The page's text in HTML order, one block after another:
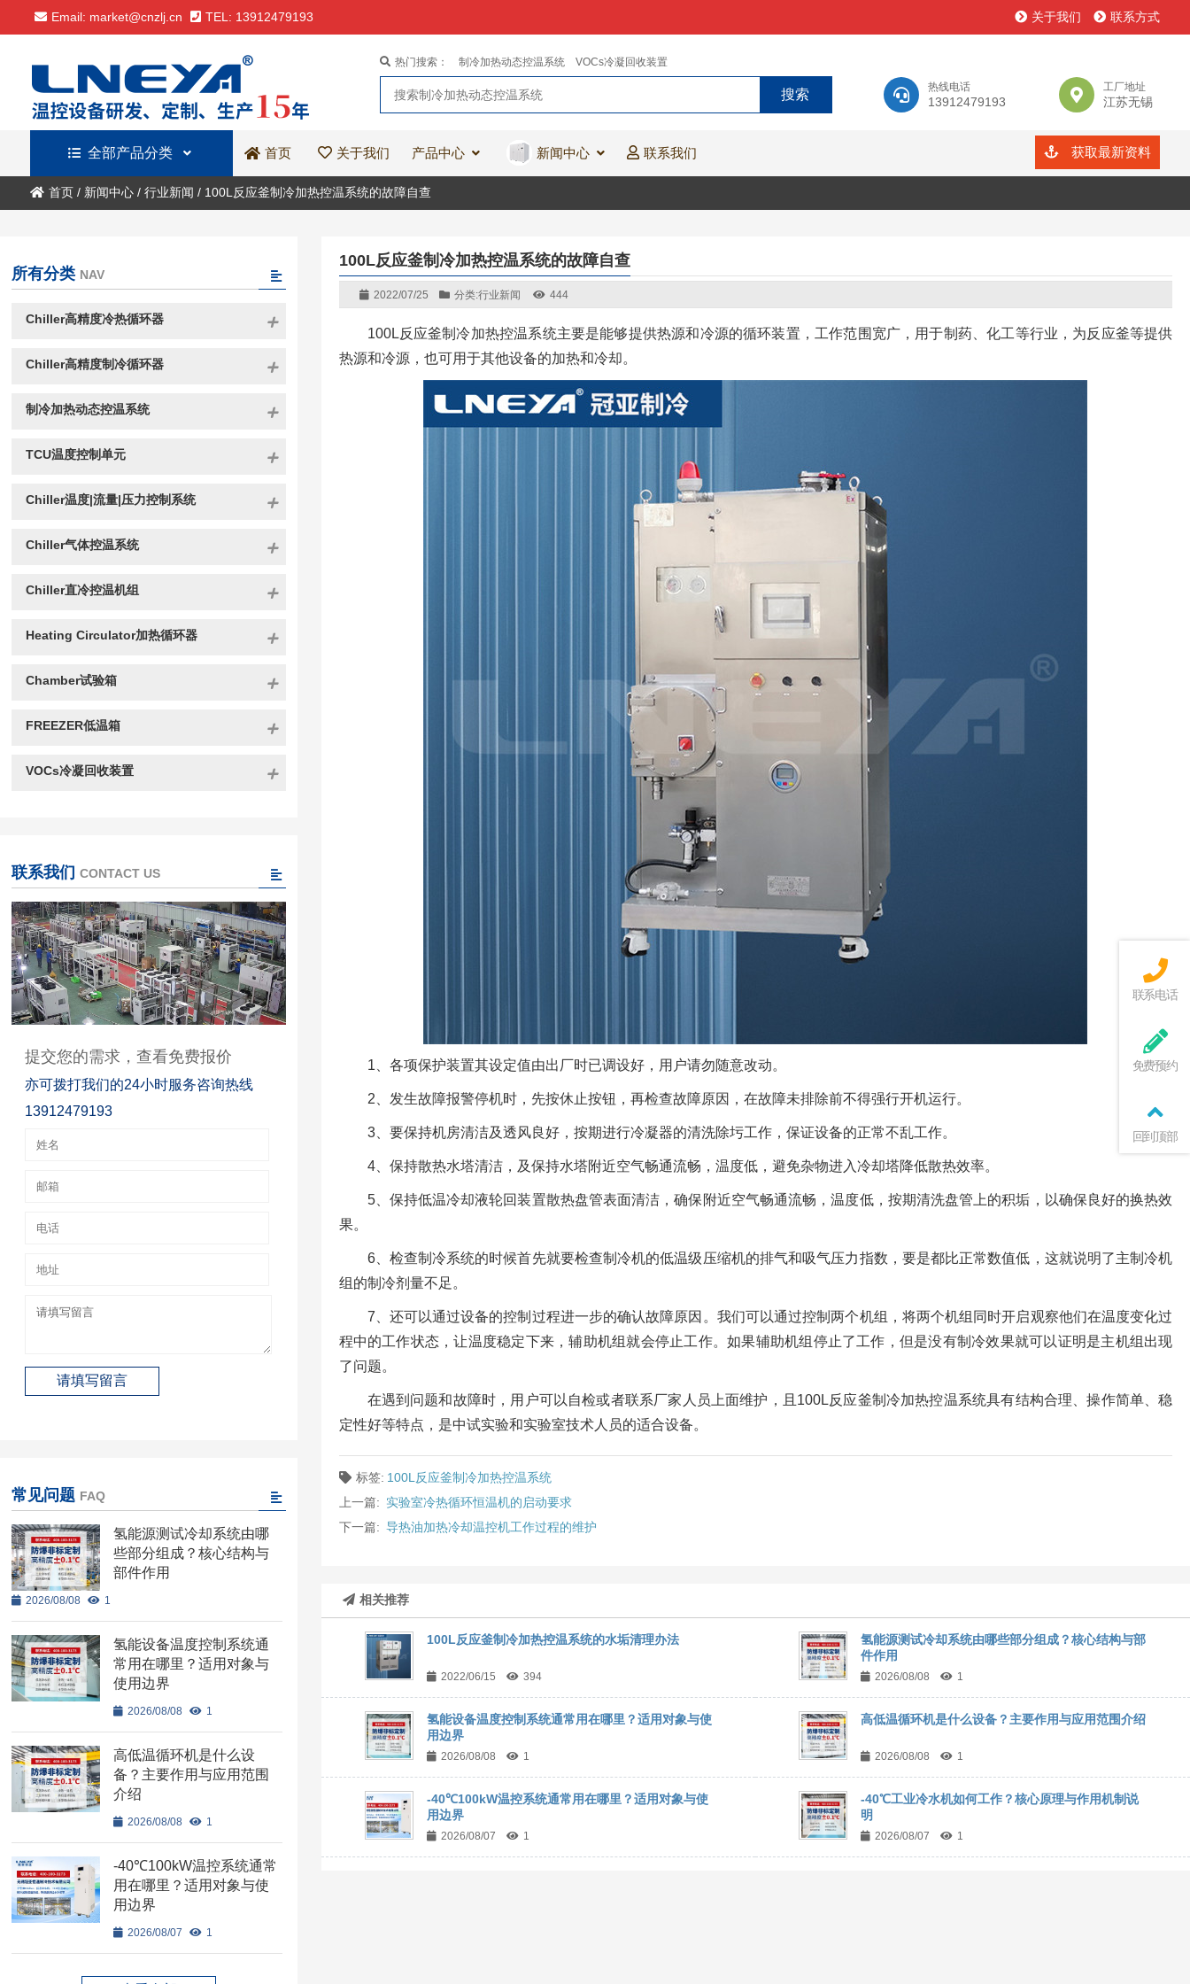
Email: market@cnzlj.cn TEL: 13912479193 关于我们 联系方式
热线电话
13912479193
工厂地址
江苏无锡
热门搜索： 制冷加热动态控温系统 VOCs冷凝回收装置
全部产品分类 首页 关于我们 产品中心 新闻中心 联系我们 获取最新资料
首页/ 新闻中心/ 行业新闻 / 100L反应釜制冷加热控温系统的故障自查
100L反应釜制冷加热控温系统的故障自查
2022/07/25 分类:行业新闻 444
100L反应釜制冷加热控温系统主要是能够提供热源和冷源的循环装置，工作范围宽广，用于制药、化工等行业，为反应釜等提供
热源和冷源，也可用于其他设备的加热和冷却。
1、各项保护装置其设定值由出厂时已调设好，用户请勿随意改动。
2、发生故障报警停机时，先按休止按钮，再检查故障原因，在故障未排除前不得强行开机运行。
3、要保持机房清洁及透风良好，按期进行冷凝器的清洗除圬工作，保证设备的正常不乱工作。
4、保持散热水塔清洁，及保持水塔附近空气畅通流畅，温度低，避免杂物进入冷却塔降低散热效率。
5、保持低温冷却液轮回装置散热盘管表面清洁，确保附近空气畅通流畅，温度低，按期清洗盘管上的积垢，以确保良好的换热效
果。
6、检查制冷系统的时候首先就要检查制冷机的低温级压缩机的排气和吸气压力指数，要是都比正常数值低，这就说明了主制冷机
组的制冷剂量不足。
7、还可以通过设备的控制过程进一步的确认故障原因。我们可以通过控制两个机组，将两个机组同时开启观察他们在温度变化过
程中的工作状态，让温度稳定下来，辅助机组就会停止工作。如果辅助机组停止了工作，但是没有制冷效果就可以证明是主机组出现
了问题。
在遇到问题和故障时，用户可以自检或者联系厂家人员上面维护，且100L反应釜制冷加热控温系统具有结构合理、操作简单、稳
定性好等特点，是中试实验和实验室技术人员的适合设备。
标签: 100L反应釜制冷加热控温系统
上一篇: 实验室冷热循环恒温机的启动要求
下一篇: 导热油加热冷却温控机工作过程的维护
相关推荐
100L反应釜制冷加热控温系统的水垢清理办法
2022/06/15 394
氢能源测试冷却系统由哪些部分组成？核心结构与部
件作用
2026/08/08 1
氢能设备温度控制系统通常用在哪里？适用对象与使
用边界
2026/08/08 1
高低温循环机是什么设备？主要作用与应用范围介绍
2026/08/08 1
-40℃100kW温控系统通常用在哪里？适用对象与使
用边界
2026/08/07 1
-40℃工业冷水机如何工作？核心原理与作用机制说
明
2026/08/07 1
所有分类 NAV
Chiller高精度冷热循环器
Chiller高精度制冷循环器
制冷加热动态控温系统
TCU温度控制单元
Chiller温度|流量|压力控制系统
Chiller气体控温系统
Chiller直冷控温机组
Heating Circulator加热循环器
Chamber试验箱
FREEZER低温箱
VOCs冷凝回收装置
联系我们 CONTACT US
提交您的需求，查看免费报价
亦可拨打我们的24小时服务咨询热线
13912479193
常见问题 FAQ
氢能源测试冷却系统由哪
些部分组成？核心结构与
部件作用
2026/08/08 1
氢能设备温度控制系统通
常用在哪里？适用对象与
使用边界
2026/08/08 1
高低温循环机是什么设
备？主要作用与应用范围
介绍
2026/08/08 1
-40℃100kW温控系统通常
用在哪里？适用对象与使
用边界
2026/08/07 1
联系电话
免费预约
回到顶部